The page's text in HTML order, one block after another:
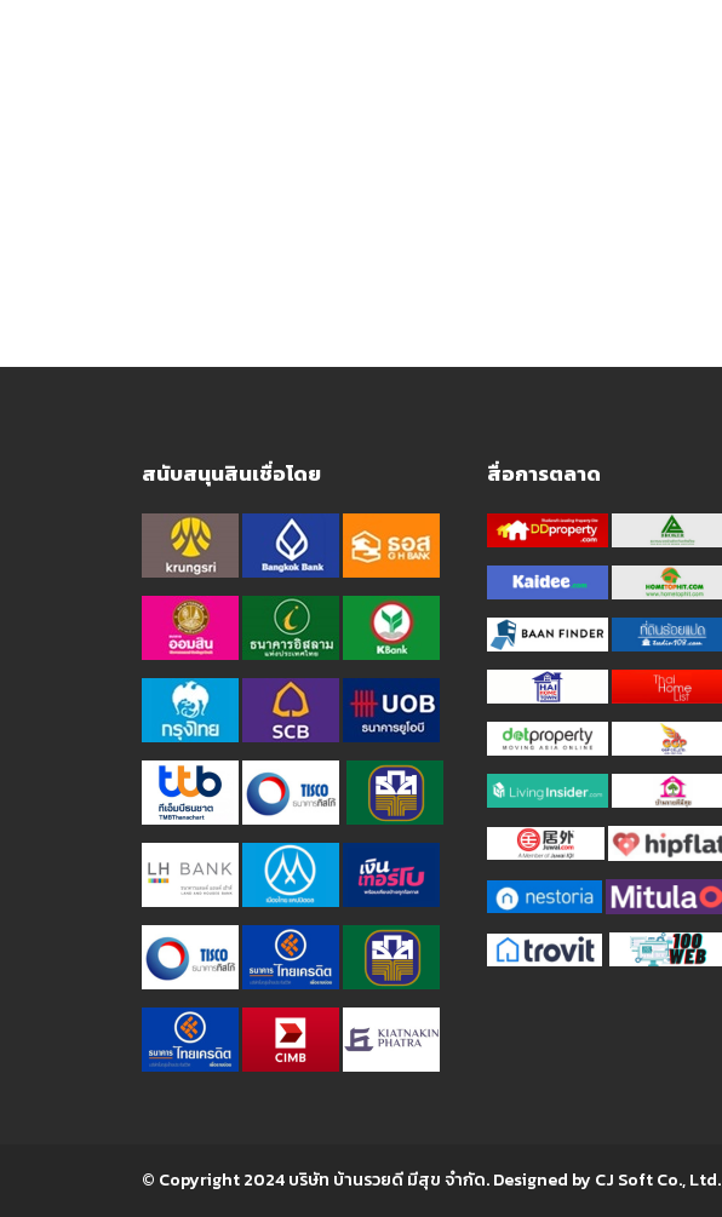
สนับสนุนสินเชื่อโดย สื่อการตลาด
© Copyright 2024 บริษัท บ้านรวยดี มีสุข จำกัด. Designed by CJ Soft Co., Ltd.